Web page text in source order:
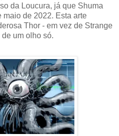
da Loucura, já que Shuma
maio de 2022. Esta arte
Thor - em vez de Strange
um olho só.